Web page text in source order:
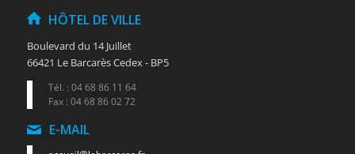
HÔTEL DE VILLE
Boulevard du 14 Juillet
66421 Le Barcarès Cedex - BP5
Tél. : 04 68 86 11 64
Fax : 04 68 86 02 72
E-MAIL